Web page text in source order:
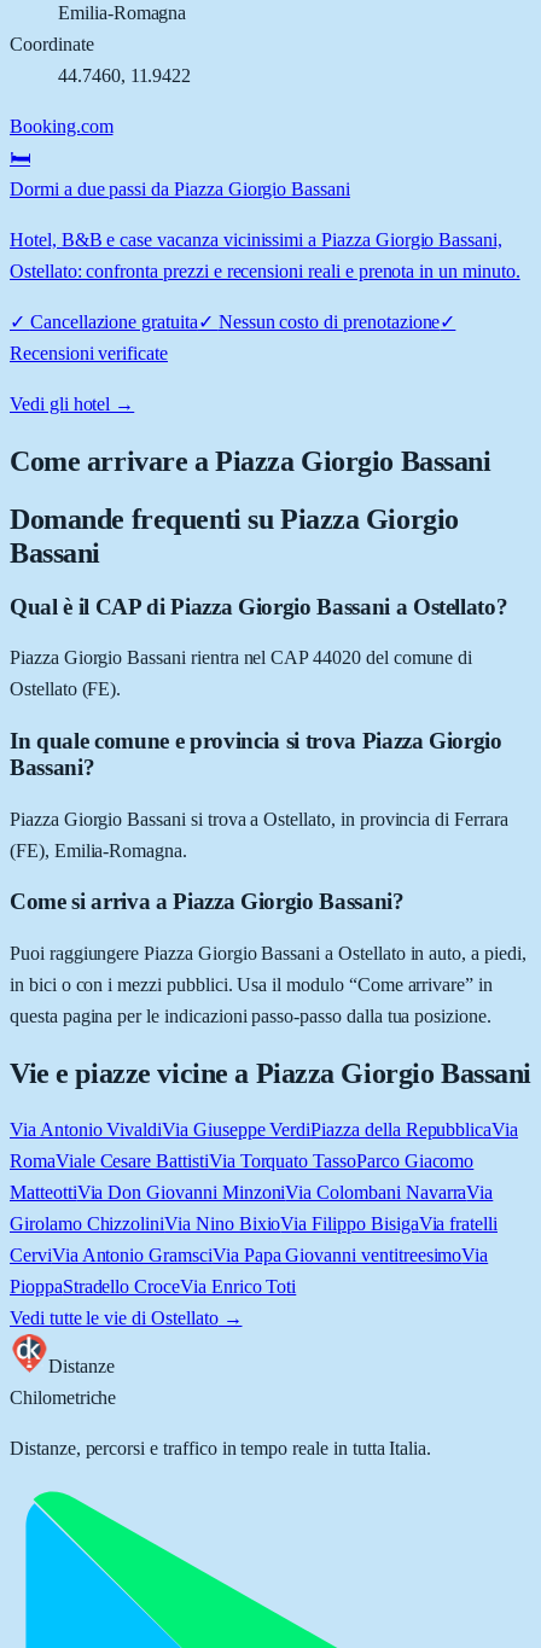
Emilia-Romagna
Coordinate
44.7460, 11.9422
Booking.com
🛏️
Dormi a due passi da Piazza Giorgio Bassani
Hotel, B&B e case vacanza vicinissimi a Piazza Giorgio Bassani,
Ostellato: confronta prezzi e recensioni reali e prenota in un minuto.
✓ Cancellazione gratuita✓ Nessun costo di prenotazione✓
Recensioni verificate
Vedi gli hotel →
Come arrivare aPiazza Giorgio Bassani
Domande frequenti su Piazza Giorgio
Bassani
Qual è il CAP di Piazza Giorgio Bassani a Ostellato?
Piazza Giorgio Bassani rientra nel CAP 44020 del comune di
Ostellato (FE).
In quale comune e provincia si trova Piazza Giorgio
Bassani?
Piazza Giorgio Bassani si trova a Ostellato, in provincia di Ferrara
(FE), Emilia-Romagna.
Come si arriva a Piazza Giorgio Bassani?
Puoi raggiungere Piazza Giorgio Bassani a Ostellato in auto, a piedi,
in bici o con i mezzi pubblici. Usa il modulo “Come arrivare” in
questa pagina per le indicazioni passo-passo dalla tua posizione.
Vie e piazze vicine a Piazza Giorgio Bassani
Via Antonio VivaldiVia Giuseppe VerdiPiazza della RepubblicaVia
RomaViale Cesare BattistiVia Torquato TassoParco Giacomo
MatteottiVia Don Giovanni MinzoniVia Colombani NavarraVia
Girolamo ChizzoliniVia Nino BixioVia Filippo BisigaVia fratelli
CerviVia Antonio GramsciVia Papa Giovanni ventitreesimoVia
PioppaStradello CroceVia Enrico Toti
Vedi tutte le vie di Ostellato→
Distanze
Chilometriche
Distanze, percorsi e traffico in tempo reale in tutta Italia.